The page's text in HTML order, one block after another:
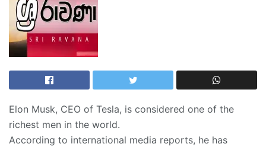
Elon Musk, CEO of Tesla, is considered one of the
richest men in the world.
According to international media reports, he has